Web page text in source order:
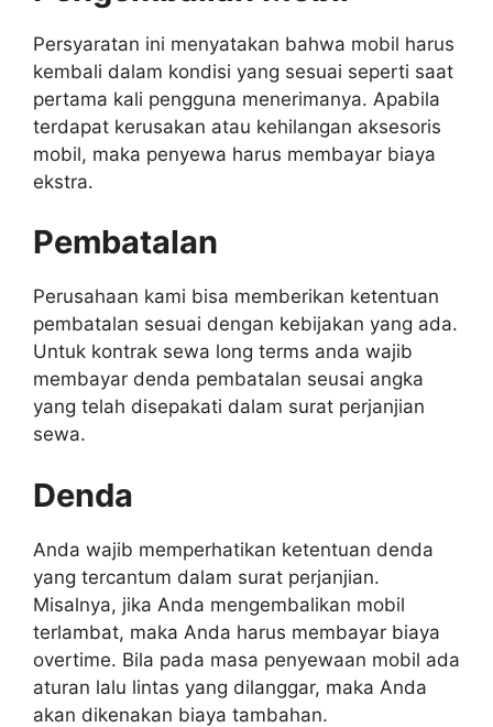
Persyaratan ini menyatakan bahwa mobil harus
kembali dalam kondisi yang sesuai seperti saat
pertama kali pengguna menerimanya. Apabila
terdapat kerusakan atau kehilangan aksesoris
mobil, maka penyewa harus membayar biaya
ekstra.
Pembatalan
Perusahaan kami bisa memberikan ketentuan
pembatalan sesuai dengan kebijakan yang ada.
Untuk kontrak sewa long terms anda wajib
membayar denda pembatalan seusai angka
yang telah disepakati dalam surat perjanjian
sewa.
Denda
Anda wajib memperhatikan ketentuan denda
yang tercantum dalam surat perjanjian.
Misalnya, jika Anda mengembalikan mobil
terlambat, maka Anda harus membayar biaya
overtime. Bila pada masa penyewaan mobil ada
aturan lalu lintas yang dilanggar, maka Anda
akan dikenakan biaya tambahan.